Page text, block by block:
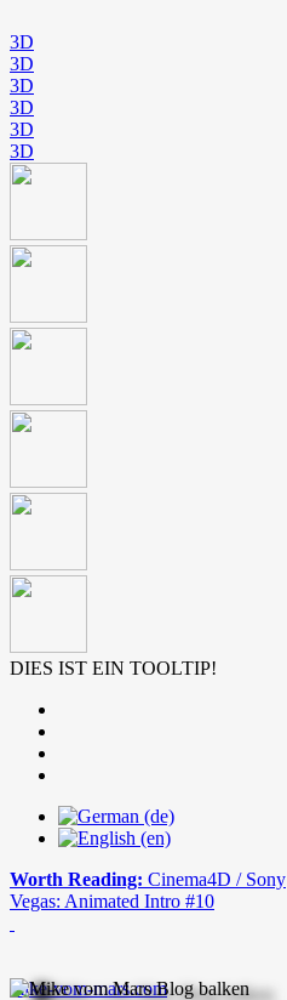
3D
3D
3D
3D
3D
3D
DIES IST EIN TOOLTIP!
Worth Reading: Cinema4D / Sony
Vegas: Animated Intro #10
mike-vom-mars.com